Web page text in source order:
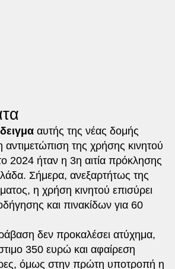
αυτής της νέας δομής
αντιμετώπιση της χρήσης κινητού
2024 ήταν η 3η αιτία πρόκλησης
Σήμερα, ανεξαρτήτως της
η χρήση κινητού επισύρει
και πινακίδων για 60
δεν προκαλέσει ατύχημα,
350 ευρώ και αφαίρεση
όμως στην πρώτη υποτροπή η